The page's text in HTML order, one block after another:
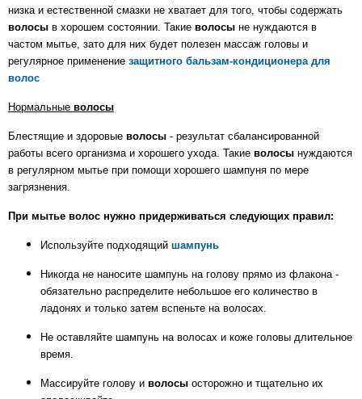
низка и естественной смазки не хватает для того, чтобы содержать
волосы в хорошем состоянии. Такие волосы не нуждаются в
частом мытье, зато для них будет полезен массаж головы и
регулярное применение защитного бальзам-кондиционера для
волос
Нормальные волосы
Блестящие и здоровые волосы - результат сбалансированной
работы всего организма и хорошего ухода. Такие волосы нуждаются
в регулярном мытье при помощи хорошего шампуня по мере
загрязнения.
При мытье волос нужно придерживаться следующих правил:
Используйте подходящий шампунь
Никогда не наносите шампунь на голову прямо из флакона -
обязательно распределите небольшое его количество в
ладонях и только затем вспеньте на волосах.
Не оставляйте шампунь на волосах и коже головы длительное
время.
Массируйте голову и волосы осторожно и тщательно их